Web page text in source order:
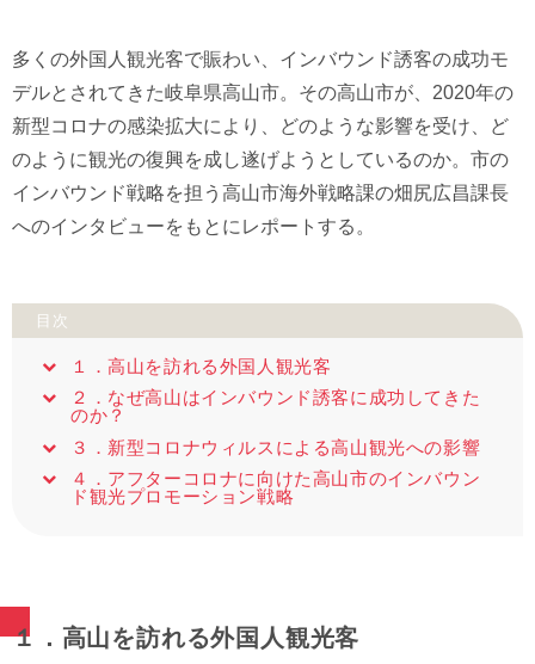
多くの外国人観光客で賑わい、インバウンド誘客の成功モ
デルとされてきた岐阜県高山市。その高山市が、2020年の
新型コロナの感染拡大により、どのような影響を受け、ど
のように観光の復興を成し遂げようとしているのか。市の
インバウンド戦略を担う高山市海外戦略課の畑尻広昌課長
へのインタビューをもとにレポートする。
目次
１．高山を訪れる外国人観光客
２．なぜ高山はインバウンド誘客に成功してきた
のか？
３．新型コロナウィルスによる高山観光への影響
４．アフターコロナに向けた高山市のインバウン
ド観光プロモーション戦略
１．高山を訪れる外国人観光客